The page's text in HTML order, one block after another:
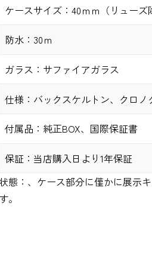
ケースサイズ：40ｍｍ（リューズ
防水： 30ｍ
ガラス： サファイアガラス
仕様： バックスケルトン、クロノ
付属品： 純正BOX、国際保証書
保証： 当店購入日より1年保証
態： 、ケース部分に僅かに展示
す。